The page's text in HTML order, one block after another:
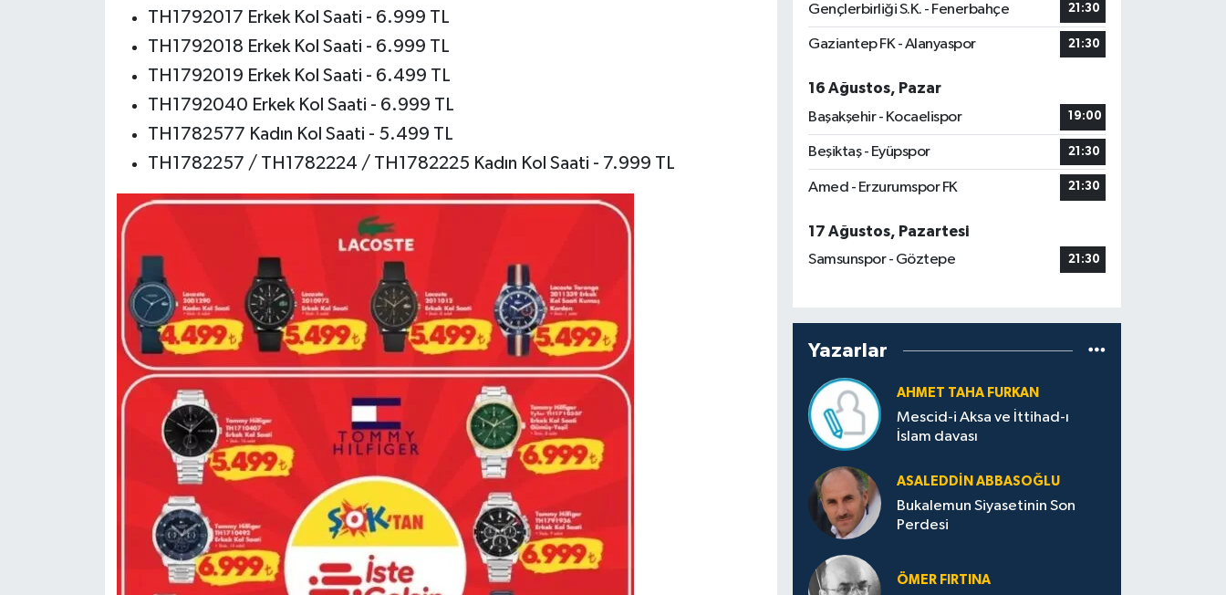
TH1792017 Erkek Kol Saati - 6.999 TL
TH1792018 Erkek Kol Saati - 6.999 TL
TH1792019 Erkek Kol Saati - 6.499 TL
TH1792040 Erkek Kol Saati - 6.999 TL
TH1782577 Kadın Kol Saati - 5.499 TL
TH1782257 / TH1782224 / TH1782225 Kadın Kol Saati - 7.999 TL
Gençlerbirliği S.K. - Fenerbahçe 21:30
Gaziantep FK - Alanyaspor 21:30
16 Ağustos, Pazar
Başakşehir - Kocaelispor
19:00
Beşiktaş - Eyüpspor 21:30
Amed - Erzurumspor FK 21:30
17 Ağustos, Pazartesi
Samsunspor - Göztepe
21:30
Yazarlar
AHMET TAHA FURKAN
Mescid-i Aksa ve İttihad-ı
İslam davası
ASALEDDIN ABBASOĞLU
Bukalemun Siyasetinin Son
Perdesi
ÖMER FIRTINA